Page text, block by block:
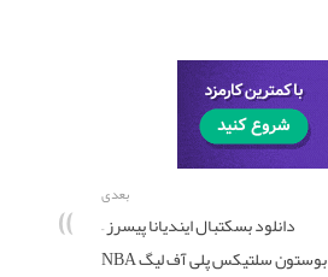
بعدی
دانلود بسکتبال ایندیانا پیسرز –
بوستون سلتیکس پلی آف لیگ NBA